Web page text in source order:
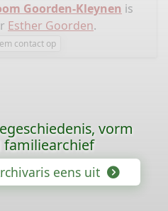
Goorden-Kleynen is
Esther Goorden.
contact op
vorm
familiearchief
eens uit